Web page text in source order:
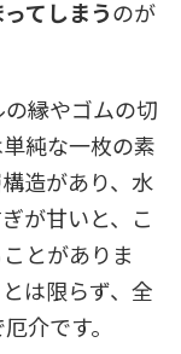
てしまうのが
縁やゴムの切
純な一枚の素
造があり、水
が甘いと、こ
とがありま
は限らず、全
介です。